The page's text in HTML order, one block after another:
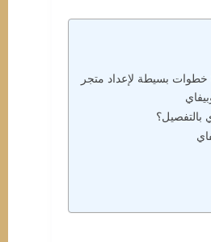
آلية عمل شوبيفاي و6 خطوات بسيطة لإعداد متجر